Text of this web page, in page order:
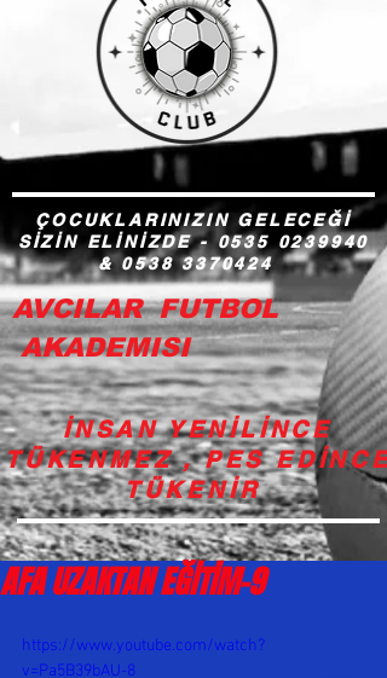
ÇOCUKLARINIZIN GELECEĞİ
SİZİN ELİNİZDE -0535 0239940
& 0538 3370424
AVCILAR FUTBOL
AKADEMISI
İNSAN YENİLİNCE
TÜKENMEZ , PES EDİNCE
TÜKENİR
AFA UZAKTAN EĞİTİM-9
https://www.youtube.com/watch?
v=Pa5B39bAU-8